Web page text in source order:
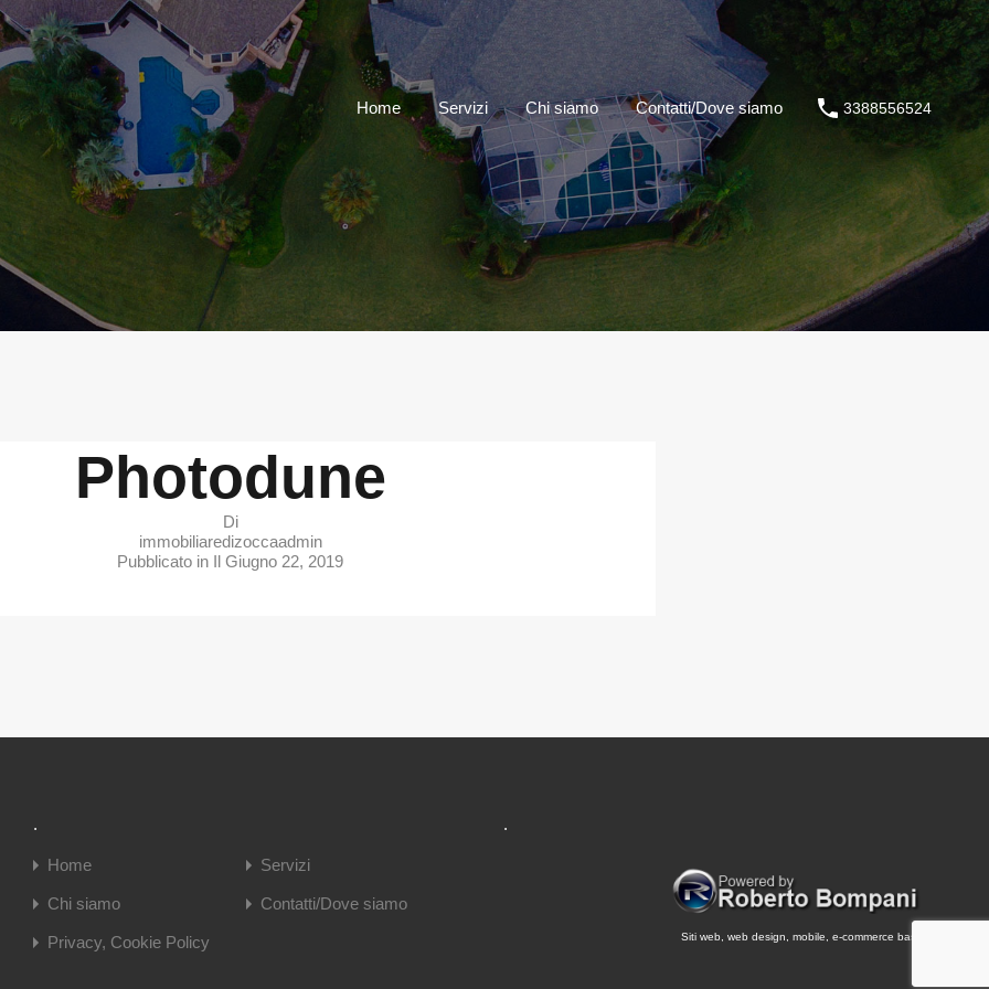
Home Servizi Chi siamo Contatti/Dove siamo 3388556524
Photodune
Di
immobiliaredizoccaadmin
Pubblicato in IlGiugno 22, 2019
.
Home Servizi
Chi siamo Contatti/Dove siamo
Privacy, Cookie Policy
.
Siti web, web design, mobile, e-commerce base.